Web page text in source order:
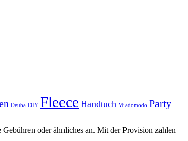
Deuba DIY Fleece Handtuch Miadomodo Party
oder ähnliches an. Mit der Provision zahlen